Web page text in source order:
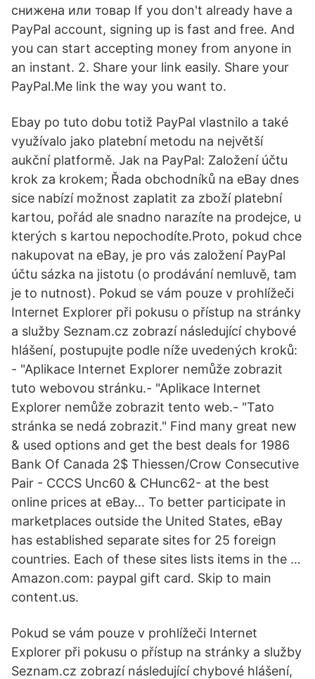
снижена или товар If you don't already have a
PayPal account, signing up is fast and free. And
you can start accepting money from anyone in
an instant. 2. Share your link easily. Share your
PayPal.Me link the way you want to.
Ebay po tuto dobu totiž PayPal vlastnilo a také
využívalo jako platební metodu na největší
aukční platformě. Jak na PayPal: Založení účtu
krok za krokem; Řada obchodníků na eBay dnes
sice nabízí možnost zaplatit za zboží platební
kartou, pořád ale snadno narazíte na prodejce, u
kterých s kartou nepochodíte.Proto, pokud chce
nakupovat na eBay, je pro vás založení PayPal
účtu sázka na jistotu (o prodávání nemluvě, tam
je to nutnost). Pokud se vám pouze v prohlížeči
Internet Explorer při pokusu o přístup na stránky
a služby Seznam.cz zobrazí následující chybové
hlášení, postupujte podle níže uvedených kroků:
- "Aplikace Internet Explorer nemůže zobrazit
tuto webovou stránku.- "Aplikace Internet
Explorer nemůže zobrazit tento web.- "Tato
stránka se nedá zobrazit." Find many great new
& used options and get the best deals for 1986
Bank Of Canada 2$ Thiessen/Crow Consecutive
Pair - CCCS Unc60 & CHunc62- at the best
online prices at eBay… To better participate in
marketplaces outside the United States, eBay
has established separate sites for 25 foreign
countries. Each of these sites lists items in the …
Amazon.com: paypal gift card. Skip to main
content.us.
Pokud se vám pouze v prohlížeči Internet
Explorer při pokusu o přístup na stránky a služby
Seznam.cz zobrazí následující chybové hlášení,